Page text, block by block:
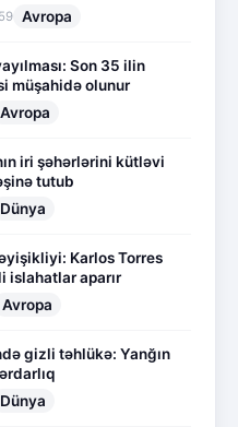
Avropa
Son 35 ilin
müşahidə olunur
Avropa
iri şəhərlərini kütləvi
tutub
Dünya
Karlos Torres
islahatlar aparır
Avropa
gizli təhlükə: Yanğın
Dünya